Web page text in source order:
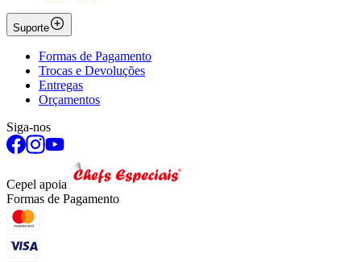
Suporte
Formas de Pagamento
Trocas e Devoluções
Entregas
Orçamentos
Siga-nos
Cepel apoia
Formas de Pagamento